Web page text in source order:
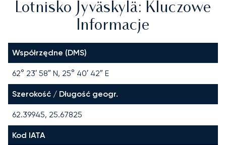
Lotnisko Jyväskylä: Kluczowe
Informacje
Współrzędne (DMS)
62° 23′ 58″ N, 25° 40′ 42″ E
Szerokość / Długość geogr.
62.39945, 25.67825
Kod IATA